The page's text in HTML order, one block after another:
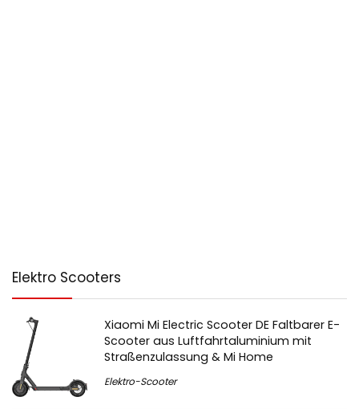
Elektro Scooters
Xiaomi Mi Electric Scooter DE Faltbarer E-
Scooter aus Luftfahrtaluminium mit
Straßenzulassung & Mi Home
Elektro-Scooter